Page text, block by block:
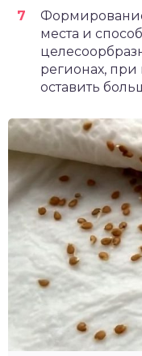
места и
регионах,
оставить